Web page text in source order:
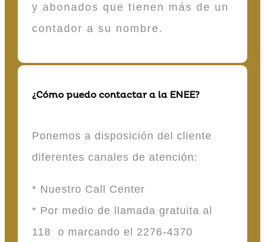
y abonados que tienen más de un
contador a su nombre.
¿Cómo puedo contactar a la ENEE?
Ponemos a disposición del cliente
diferentes canales de atención:
* Nuestro Call Center
* Por medio de llamada gratuita al
118 o marcando el 2276-4370